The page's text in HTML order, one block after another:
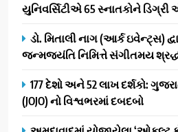
યુનિવર્સિટીએ 65 સ્નાતકોને
ડો. મિતાલી નાગ (આર્ક ઇવેન્ટ્સ)
જન્મજયંતિ નિમિત્તે સંગીતમય
177 દેશો અને 52 લાખ દર્શકો:
(JOJO) નો વિશ્વભરમાં દબદબો